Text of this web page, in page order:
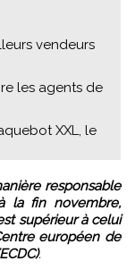
vendeurs
les agents de
XXL, le
la fin novembre,
supérieur à celui
européen de
.